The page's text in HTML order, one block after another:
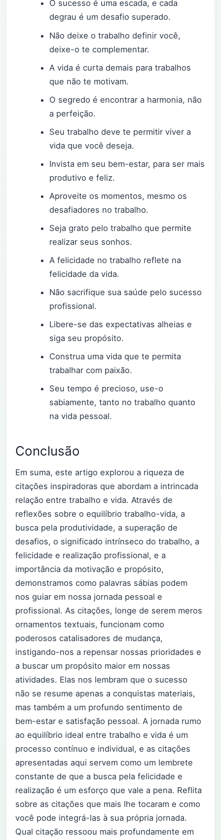
O sucesso é uma escada, e cada
degrau é um desafio superado.
Não deixe o trabalho definir você,
deixe-o te complementar.
A vida é curta demais para trabalhos
que não te motivam.
O segredo é encontrar a harmonia, não
a perfeição.
Seu trabalho deve te permitir viver a
vida que você deseja.
Invista em seu bem-estar, para ser mais
produtivo e feliz.
Aproveite os momentos, mesmo os
desafiadores no trabalho.
Seja grato pelo trabalho que permite
realizar seus sonhos.
A felicidade no trabalho reflete na
felicidade da vida.
Não sacrifique sua saúde pelo sucesso
profissional.
Libere-se das expectativas alheias e
siga seu propósito.
Construa uma vida que te permita
trabalhar com paixão.
Seu tempo é precioso, use-o
sabiamente, tanto no trabalho quanto
na vida pessoal.
Conclusão
Em suma, este artigo explorou a riqueza de
citações inspiradoras que abordam a intrincada
relação entre trabalho e vida. Através de
reflexões sobre o equilíbrio trabalho-vida, a
busca pela produtividade, a superação de
desafios, o significado intrínseco do trabalho, a
felicidade e realização profissional, e a
importância da motivação e propósito,
demonstramos como palavras sábias podem
nos guiar em nossa jornada pessoal e
profissional. As citações, longe de serem meros
ornamentos textuais, funcionam como
poderosos catalisadores de mudança,
instigando-nos a repensar nossas prioridades e
a buscar um propósito maior em nossas
atividades. Elas nos lembram que o sucesso
não se resume apenas a conquistas materiais,
mas também a um profundo sentimento de
bem-estar e satisfação pessoal. A jornada rumo
ao equilíbrio ideal entre trabalho e vida é um
processo contínuo e individual, e as citações
apresentadas aqui servem como um lembrete
constante de que a busca pela felicidade e
realização é um esforço que vale a pena. Reflita
sobre as citações que mais lhe tocaram e como
você pode integrá-las à sua própria jornada.
Qual citação ressoou mais profundamente em